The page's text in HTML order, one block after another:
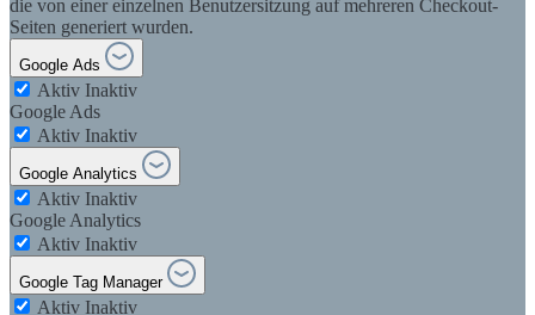
die von einer einzelnen Benutzersitzung auf mehreren Checkout-
Seiten generiert wurden.
Google Ads
Aktiv Inaktiv
Google Ads
Aktiv Inaktiv
Google Analytics
Aktiv Inaktiv
Google Analytics
Aktiv Inaktiv
Google Tag Manager
Aktiv Inaktiv